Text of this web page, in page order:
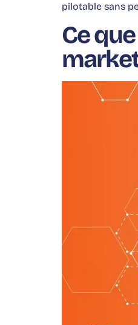
pilotable sans
Ce